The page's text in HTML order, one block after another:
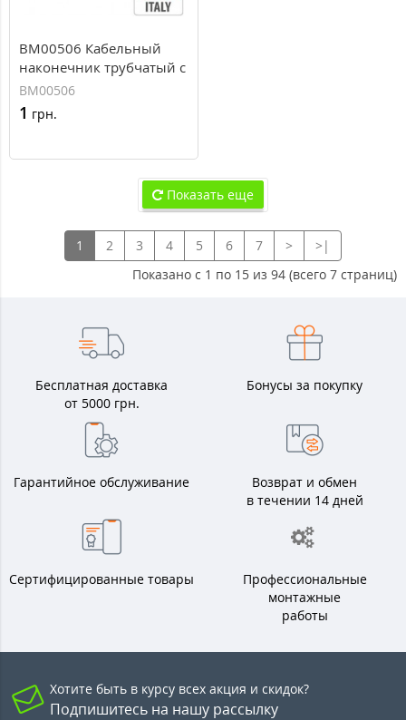
BM00506 Кабельный
наконечник трубчатый с
изоляцией, сечение 2.5
мм
BM00506
1 грн.
Показать еще
1 2 3 4 5 6 7 >
>|
Показано с 1 по 15 из 94 (всего 7 страниц)
Бесплатная доставка
от 5000 грн.
Бонусы за покупку
Гарантийное обслуживание
Возврат и обмен
в течении 14 дней
Сертифицированные товары
Профессиональные
монтажные
работы
Хотите быть в курсу всех акция и скидок?
Подпишитесь на нашу рассылку